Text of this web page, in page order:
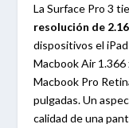
La Surface Pro 3
resolución de
dispositivos el
Macbook Air 1.366
Macbook Pro
pulgadas. Un
calidad de una